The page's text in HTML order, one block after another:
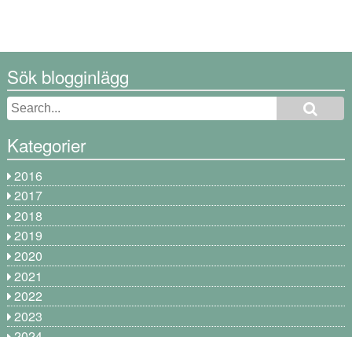
Sök blogginlägg
Kategorier
2016
2017
2018
2019
2020
2021
2022
2023